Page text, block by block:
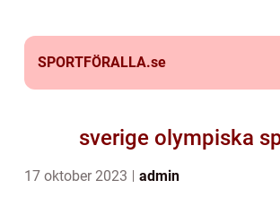
SPORTFÖRALLA.se
sverige olympiska
17 oktober 2023 admin